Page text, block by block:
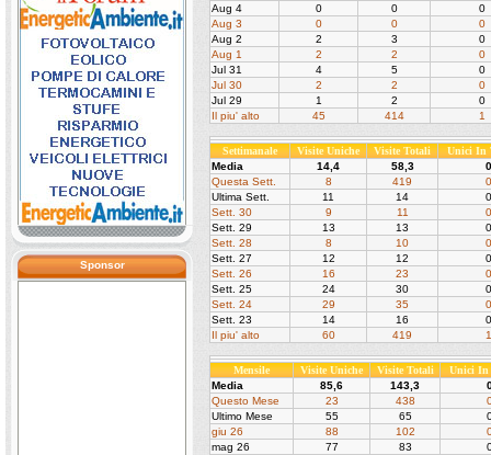
Sponsor
Aug 4
0 0
0
Aug 3
0 0
0
Aug 2
2 3
0
Aug 1
2 2
0
Jul 31
4 5
0
Jul 30
2 2
0
Jul 29
1 2
0
Il piu' alto
45 414 1
Settimanale Visite Uniche Visite Totali
Unici In
Media
14,4 58,3
0
Questa Sett.
8 419
0
Ultima Sett.
11 14
0
Sett. 30
9 11
0
Sett. 29
13 13
0
Sett. 28
8 10
0
Sett. 27
12 12
0
Sett. 26
16 23
0
Sett. 25
24 30
0
Sett. 24
29 35
0
Sett. 23
14 16
0
Il piu' alto
60 419 1
Mensile Visite Uniche Visite Totali
Unici In
Media
85,6 143,3
Questo Mese
23 438
Ultimo Mese
55 65
giu 26
88 102
mag 26
77 83